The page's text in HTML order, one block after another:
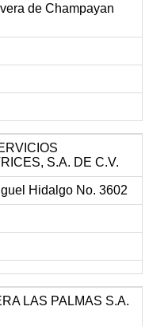
de Champayan
S.A. DE C.V.
Hidalgo No. 3602
LAS PALMAS S.A.